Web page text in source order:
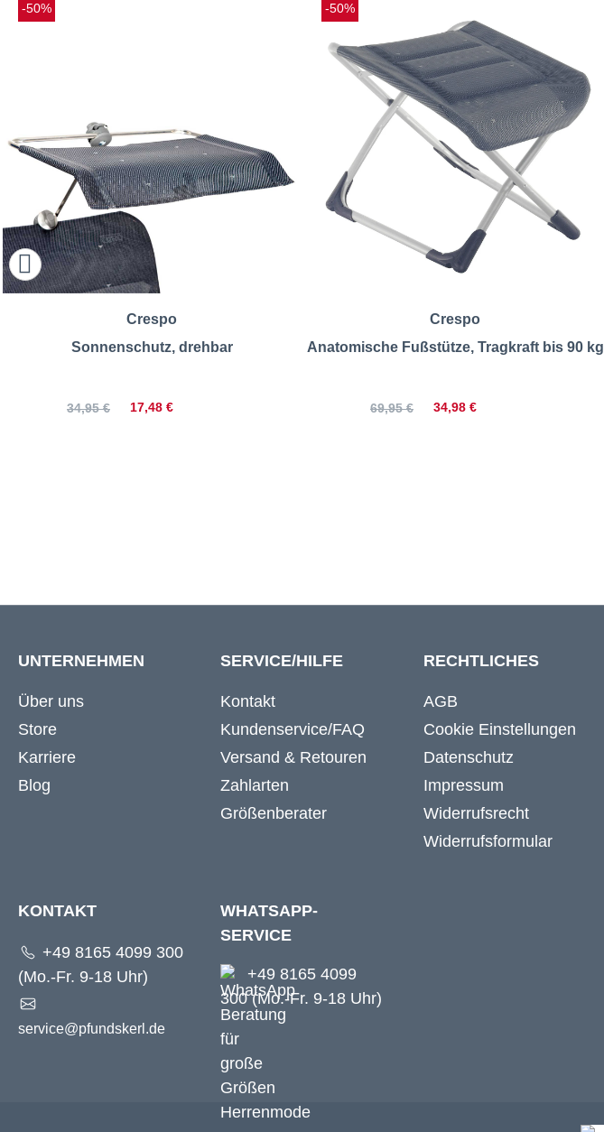
Crespo
Sonnenschutz, drehbar
17,48 €
34,95 €
-50%
Crespo
Anatomische Fußstütze, Tragkraft bis 90 kg
34,98 €
69,95 €
-50%
UNTERNEHMEN
Über uns
Store
Karriere
Blog
SERVICE/HILFE
Kontakt
Kundenservice/FAQ
Versand & Retouren
Zahlarten
Größenberater
RECHTLICHES
AGB
Cookie Einstellungen
Datenschutz
Impressum
Widerrufsrecht
Widerrufsformular
KONTAKT
+49 8165 4099 300
(Mo.-Fr. 9-18 Uhr)
service@pfundskerl.de
WHATSAPP-
SERVICE
+49 8165 4099
300 (Mo.-Fr. 9-18 Uhr)